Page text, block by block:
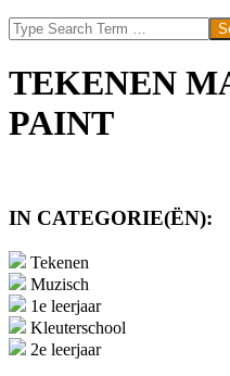
Search
TEKENEN
PAINT
IN CATEGORIE(ËN):
Tekenen
Muzisch
1e leerjaar
Kleuterschool
2e leerjaar